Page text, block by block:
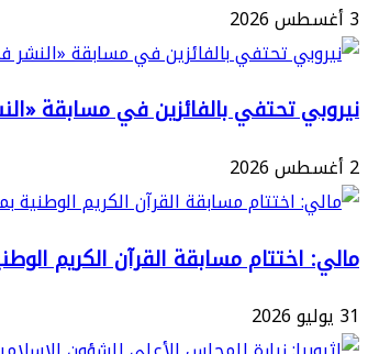
المسلحة
الملكية
يوجه
الأمر
اليومي
للقوات
الملكية
بمناسبة
الذكرى
القرآن
الكريم
3 أغسطس 2026
نيروبي تحتفي بالفائزين في مسابقة
2 أغسطس 2026
مالي: اختتام مسابقة القرآن الكريم الوطنية بمشاركة
31 يوليو 2026